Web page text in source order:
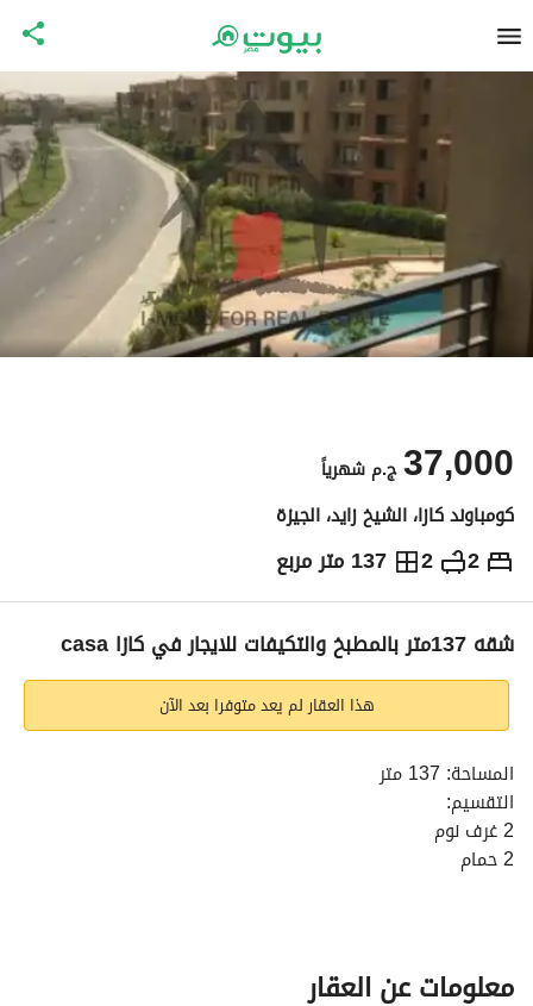
ج.م37,000 شهرياً
كومباوند كازا، الشيخ زايد، الجيزة
2
2 137 متر مربع ج.م37,000 شهرياً
الاماكن القريبة شقه 137متر بالمطبخ والتكيفات للايجار في كازا casa
هذا العقار لم يعد متوفرا بعد الآن
المساحة: 137 متر
التقسيم:
2 غرف نوم
2 حمام
السعر: 37,000 جنيه شهريًا
معلومات عن العقار